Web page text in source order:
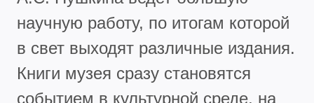
научную работу, по итогам которой
в свет выходят различные издания.
Книги музея сразу становятся
событием в культурной среде, на